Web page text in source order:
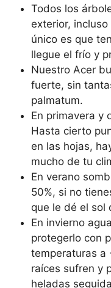
Todos los
exterior,
único es que
llegue el frío y
Nuestro Acer
fuerte, sin
palmatum.
En primavera y
Hasta cierto
en las hojas,
mucho de tu
En verano
50%, si no
que le dé el sol
En invierno
protegerlo con
temperaturas a
raíces sufren y
heladas